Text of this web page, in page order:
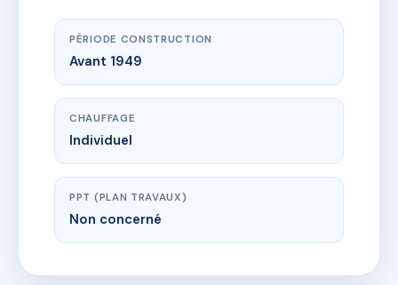
PÉRIODE CONSTRUCTION
Avant 1949
CHAUFFAGE
Individuel
PPT (PLAN TRAVAUX)
Non concerné